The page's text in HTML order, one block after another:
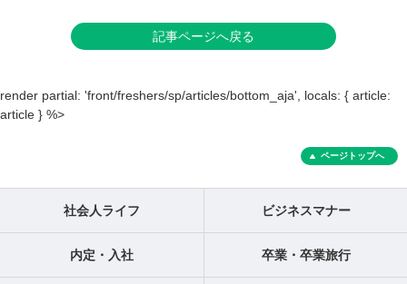
記事ページへ戻る
render partial: 'front/freshers/sp/articles/bottom_aja', locals: { article:
article } %>
ページトップへ
社会人ライフ ビジネスマナー
内定・入社 卒業・卒業旅行